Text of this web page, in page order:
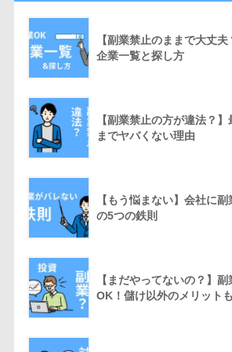
【副業禁止のままで大丈
企業一覧と探し方
【副業禁止の方が違法？
までヤバくない理由
【もう悩まない】会社に
の5つの鉄則
【まだやってないの？】
OK！儲け以外のメリットも